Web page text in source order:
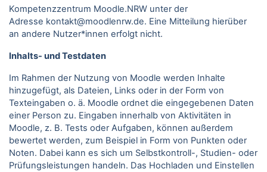
Kompetenzzentrum Moodle.NRW unter der
Adresse kontakt@moodlenrw.de. Eine Mitteilung hierüber
an andere Nutzer*innen erfolgt nicht.
Inhalts- und Testdaten
Im Rahmen der Nutzung von Moodle werden Inhalte
hinzugefügt, als Dateien, Links oder in der Form von
Texteingaben o. ä. Moodle ordnet die eingegebenen Daten
einer Person zu. Eingaben innerhalb von Aktivitäten in
Moodle, z. B. Tests oder Aufgaben, können außerdem
bewertet werden, zum Beispiel in Form von Punkten oder
Noten. Dabei kann es sich um Selbstkontroll-, Studien- oder
Prüfungsleistungen handeln. Das Hochladen und Einstellen